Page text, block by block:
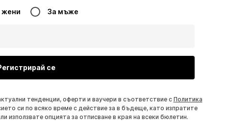
жени За мъже
се
тенденции, оферти и ваучери в съответствие с Политика
си по всяко време с действие за в бъдеще, като изпратите
използвате опцията за отписване в края на всеки бюлетин.